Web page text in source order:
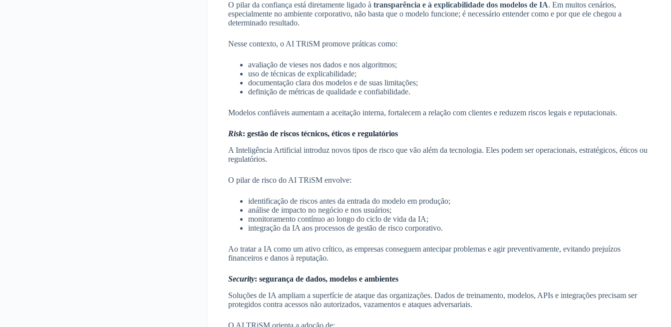
O pilar da confiança está diretamente ligado à transparência e à explicabilidade dos modelos de IA. Em muitos cenários,
especialmente no ambiente corporativo, não basta que o modelo funcione; é necessário entender como e por que ele chegou a
determinado resultado.
Nesse contexto, o AI TRiSM promove práticas como:
avaliação de vieses nos dados e nos algoritmos;
uso de técnicas de explicabilidade;
documentação clara dos modelos e de suas limitações;
definição de métricas de qualidade e confiabilidade.
Modelos confiáveis aumentam a aceitação interna, fortalecem a relação com clientes e reduzem riscos legais e reputacionais.
Risk: gestão de riscos técnicos, éticos e regulatórios
A Inteligência Artificial introduz novos tipos de risco que vão além da tecnologia. Eles podem ser operacionais, estratégicos, éticos ou
regulatórios.
O pilar de risco do AI TRiSM envolve:
identificação de riscos antes da entrada do modelo em produção;
análise de impacto no negócio e nos usuários;
monitoramento contínuo ao longo do ciclo de vida da IA;
integração da IA aos processos de gestão de risco corporativo.
Ao tratar a IA como um ativo crítico, as empresas conseguem antecipar problemas e agir preventivamente, evitando prejuízos
financeiros e danos à reputação.
Security: segurança de dados, modelos e ambientes
Soluções de IA ampliam a superfície de ataque das organizações. Dados de treinamento, modelos, APIs e integrações precisam ser
protegidos contra acessos não autorizados, vazamentos e ataques adversariais.
O AI TRiSM orienta a adoção de: